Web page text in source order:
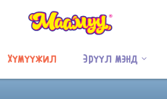
Хүмүүжил Эрүүл мэнд